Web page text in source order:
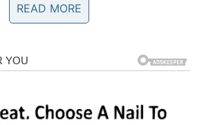
i potreba da se budete podrška
ranije, sada se stvari mogu
donosi mogućnost da se pojavi
READ MORE